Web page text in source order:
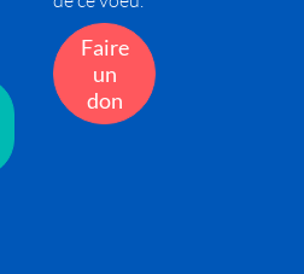
Faire
un
don